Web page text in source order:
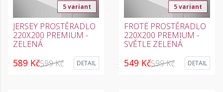
5 variant
JERSEY PROSTĚRADLO
220X200 PREMIUM -
ZELENÁ
589 Kč599 Kč DETAIL
5 variant
FROTÉ PROSTĚRADLO
220X200 PREMIUM -
SVĚTLE ZELENÁ
549 Kč599 Kč DETAIL